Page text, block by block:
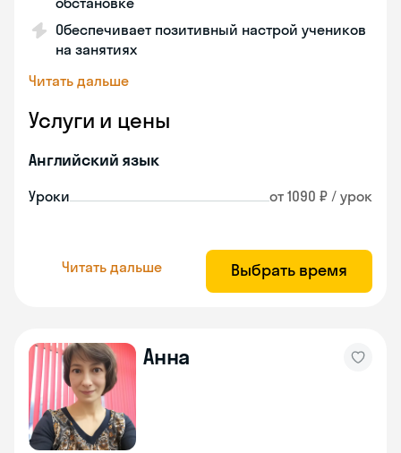
Обеспечивает позитивный настрой учеников
на занятиях
Читать дальше
Услуги и цены
Английский язык
Уроки от 1090 ₽ / урок
Читать дальше Выбрать время
Анна